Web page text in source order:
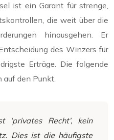
ist ein Garant für strenge,
die weit über die
hinausgehen. Er
des Winzers für
Erträge. Die folgende
auf den Punkt.
‘privates Recht’, kein
Dies ist die häufigste